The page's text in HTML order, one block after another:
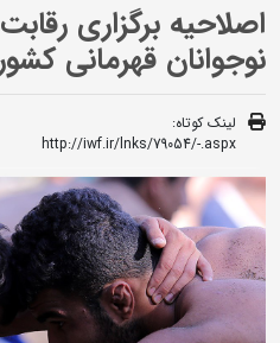
اصلاحیه برگزاری
نوجوانان قهرمانی
لینک کوتاه:
http://iwf.ir/lnks/79054/-.aspx